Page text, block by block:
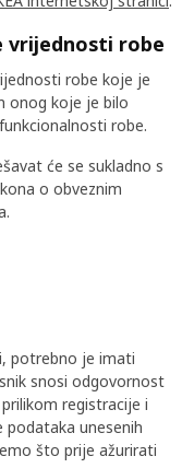
vrijednosti robe
robe koje je
onog koje je bilo
robe.
će se sukladno s
o obveznim
potrebno je imati
snosi odgovornost
registracije i
podataka unesenih
što prije ažurirati